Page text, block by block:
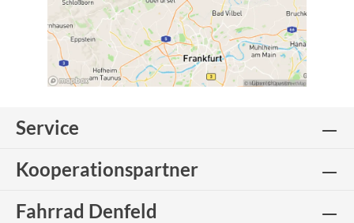
Service
Kooperationspartner
Fahrrad Denfeld